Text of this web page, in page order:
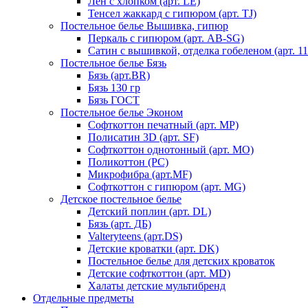
Тенсел жаккард с гипюром (арт. TJ)
Постельное белье Вышивка, гипюр
Перкаль с гипюром (арт. AB-SG)
Сатин с вышивкой, отделка гобеленом (арт.
Постельное белье Бязь
Бязь (арт.BR)
Бязь 130 гр
Бязь ГОСТ
Постельное белье Эконом
Софткоттон печатный (арт. MР)
Полисатин 3D (арт. SF)
Софткоттон однотонный (арт. MO)
Поликоттон (PC)
Микрофибра (арт.MF)
Софткоттон с гипюром (арт. MG)
Детское постельное белье
Детский поплин (арт. DL)
Бязь (арт. ДБ)
Valteryteens (арт.DS)
Детские кроватки (арт. DK)
Постельное белье для детских кроваток
Детские софткоттон (арт. MD)
Халаты детские мультибренд
Отдельные предметы